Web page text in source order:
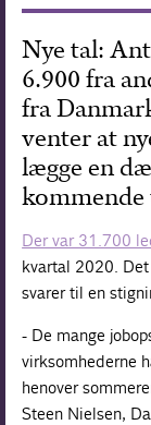
Nye tal:
6.900 fra
fra
venter at
lægge en
kommende
Der var 31.700
kvartal 2020.
svarer til en
- De mange
virksomhederne
henover
Steen Nielsen,